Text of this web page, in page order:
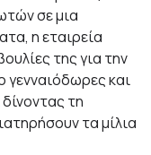
σε μια
η εταιρεία
της για την
γενναιόδωρες και
δίνοντας τη
τα μίλια